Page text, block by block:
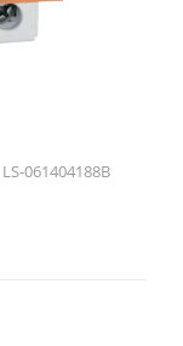
LS-061404188B